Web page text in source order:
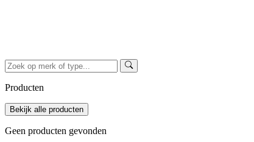
Producten
Geen producten gevonden